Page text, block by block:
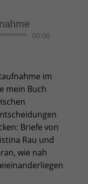
00:00
im
mein Buch
Briefe von
Rau und
wie nah